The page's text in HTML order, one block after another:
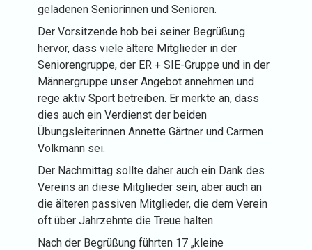
geladenen Seniorinnen und Senioren.
Der Vorsitzende hob bei seiner Begrüßung
hervor, dass viele ältere Mitglieder in der
Seniorengruppe, der ER + SIE-Gruppe und in der
Männergruppe unser Angebot annehmen und
rege aktiv Sport betreiben. Er merkte an, dass
dies auch ein Verdienst der beiden
Übungsleiterinnen Annette Gärtner und Carmen
Volkmann sei.
Der Nachmittag sollte daher auch ein Dank des
Vereins an diese Mitglieder sein, aber auch an
die älteren passiven Mitglieder, die dem Verein
oft über Jahrzehnte die Treue halten.
Nach der Begrüßung führten 17 „kleine